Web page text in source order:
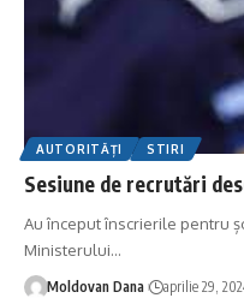
AUTORITĂȚI STIRI
Sesiune de recrutări
Au început înscrierile pentru
Ministerului…
Moldovan Dana aprilie 29,